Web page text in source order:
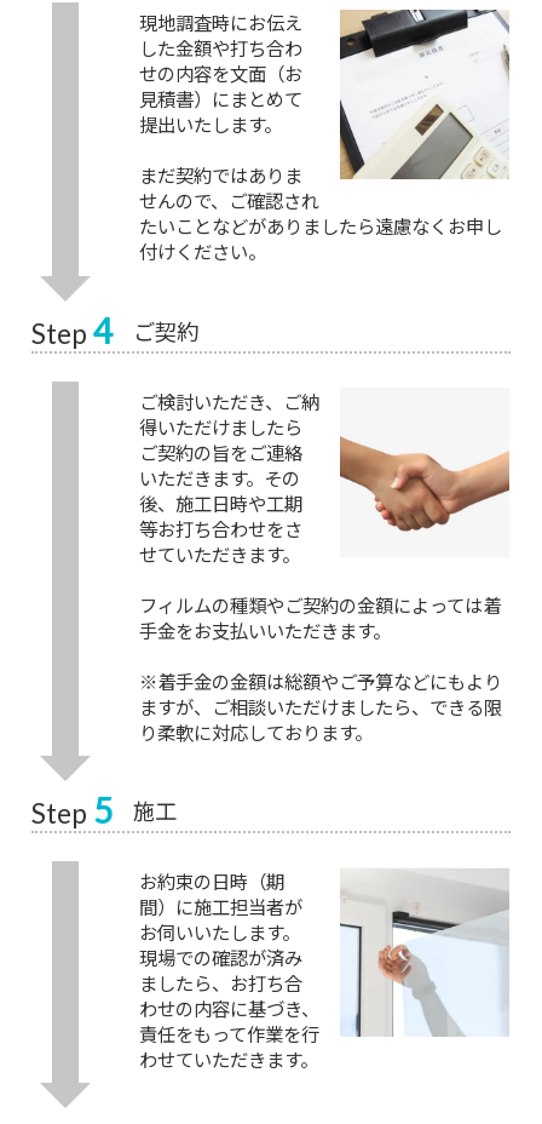
現地調査時にお伝え
した金額や打ち合わ
せの内容を文面（お
見積書）にまとめて
提出いたします。
まだ契約ではありま
せんので、ご確認され
たいことなどがありましたら遠慮なくお申し
付けください。
Step 4 ご契約
ご検討いただき、ご納
得いただけましたら
ご契約の旨をご連絡
いただきます。その
後、施工日時や工期
等お打ち合わせをさ
せていただきます。
フィルムの種類やご契約の金額によっては着
手金をお支払いいただきます。
※着手金の金額は総額やご予算などにもより
ますが、ご相談いただけましたら、できる限
り柔軟に対応しております。
Step 5 施工
お約束の日時（期
間）に施工担当者が
お伺いいたします。
現場での確認が済み
ましたら、お打ち合
わせの内容に基づき、
責任をもって作業を行
わせていただきます。